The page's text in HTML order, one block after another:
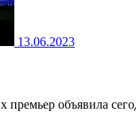
13.06.2023
объявила